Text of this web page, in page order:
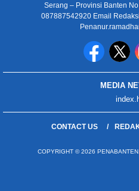
Serang – Provinsi Banten
087887542920 Email
MEDIA
CONTACT US
COPYRIGHT © 2026